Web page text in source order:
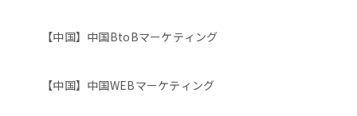
【中国】中国BtoBマーケティング
【中国】中国WEBマーケティング